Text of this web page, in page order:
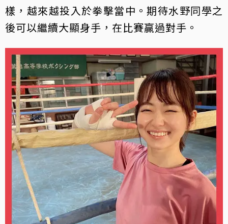
樣，越來越投入於拳擊當中。期待水野同學之
後可以繼續大顯身手，在比賽贏過對手。